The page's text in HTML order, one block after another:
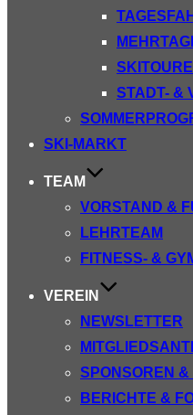
STADT- &
SKI-MARKT
TEAM
VORSTAND &
LEHRTEAM
FITNESS- &
VEREIN
NEWSLETTER
SPONSOREN
BERICHTE &